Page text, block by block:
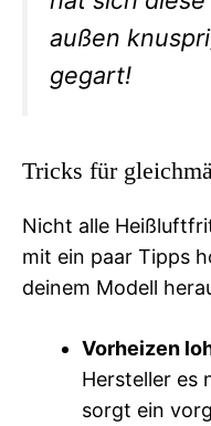
außen
gegart!
Tricks für
Nicht alle
mit ein paar Tipps
deinem Modell
Vorheizen
Hersteller es
sorgt ein